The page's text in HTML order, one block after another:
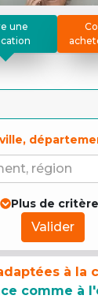
une
région
Plus de
Valider
à la
comme à